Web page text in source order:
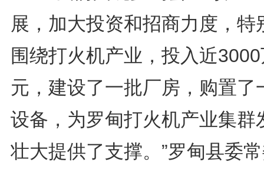
展，加大投资和招商力度，特
围绕打火机产业，投入近
元，建设了一批厂房，购置了
设备，为罗甸打火机产业集群
壮大提供了支撑。”罗甸县委